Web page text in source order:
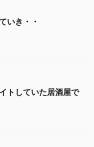
いき・・
トしていた居酒屋で